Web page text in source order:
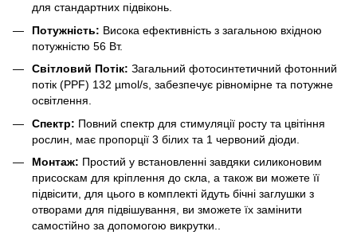
для стандартних підвіконь.
Потужність: Висока ефективність з загальною вхідною
потужністю 56 Вт.
Світловий Потік: Загальний фотосинтетичний фотонний
потік (PPF) 132 µmol/s, забезпечує рівномірне та потужне
освітлення.
Спектр: Повний спектр для стимуляції росту та цвітіння
рослин, має пропорції 3 білих та 1 червоний діоди.
Монтаж: Простий у встановленні завдяки силиконовим
присоскам для кріплення до скла, а також ви можете її
підвісити, для цього в комплекті йдуть бічні заглушки з
отворами для підвішування, ви зможете їх замінити
самостійно за допомогою викрутки..